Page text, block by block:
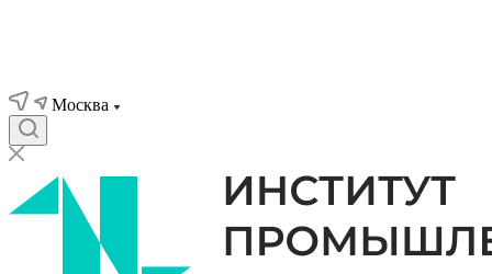
Москва